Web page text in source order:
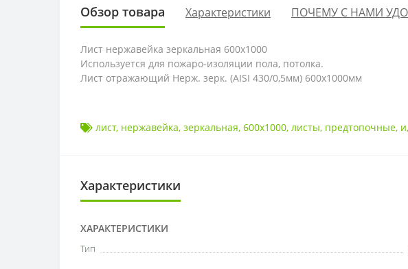
Обзор товара Характеристики ПОЧЕМУ С НАМИ
Лист нержавейка зеркальная 600х1000
Используется для пожаро-изоляции пола, потолка.
Лист отражающий Нерж. зерк. (AISI 430/0,5мм) 600х1000мм
лист, нержавейка, зеркальная, 600х1000, листы, предтопочные, и,
Характеристики
ХАРАКТЕРИСТИКИ
Тип